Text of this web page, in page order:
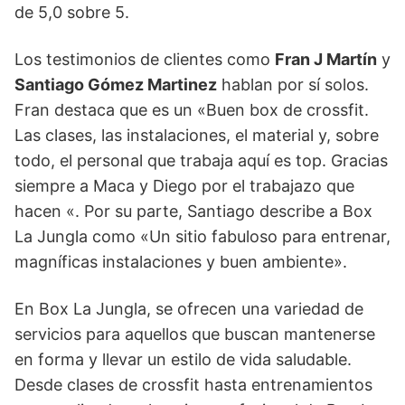
de 5,0 sobre 5.
Los testimonios de clientes como Fran J Martín y
Santiago Gómez Martinez hablan por sí solos.
Fran destaca que es un «Buen box de crossfit.
Las clases, las instalaciones, el material y, sobre
todo, el personal que trabaja aquí es top. Gracias
siempre a Maca y Diego por el trabajazo que
hacen «. Por su parte, Santiago describe a Box
La Jungla como «Un sitio fabuloso para entrenar,
magníficas instalaciones y buen ambiente».
En Box La Jungla, se ofrecen una variedad de
servicios para aquellos que buscan mantenerse
en forma y llevar un estilo de vida saludable.
Desde clases de crossfit hasta entrenamientos